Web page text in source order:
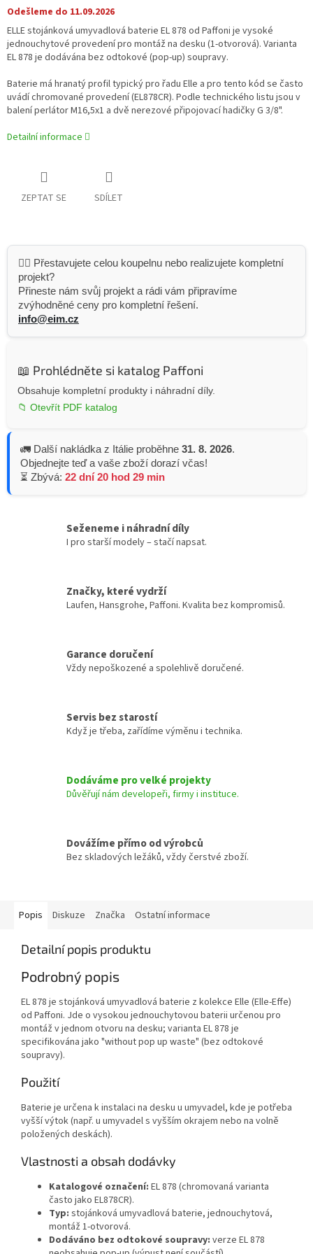
Odešleme do 11.09.2026
ELLE stojánková umyvadlová baterie EL 878 od Paffoni je vysoké
jednouchytové provedení pro montáž na desku (1‑otvorová). Varianta
EL 878 je dodávána bez odtokové (pop‑up) soupravy.
Baterie má hranatý profil typický pro řadu Elle a pro tento kód se často
uvádí chromované provedení (EL878CR). Podle technického listu jsou v
balení perlátor M16,5x1 a dvě nerezové připojovací hadičky G 3/8".
Detailní informace
ZEPTAT SE SDÍLET
👷‍♂️ Přestavujete celou koupelnu nebo realizujete kompletní
projekt?
Přineste nám svůj projekt a rádi vám připravíme
zvýhodněné ceny pro kompletní řešení.
info@eim.cz
📖 Prohlédněte si katalog Paffoni
Obsahuje kompletní produkty i náhradní díly.
📁 Otevřít PDF katalog
🚛 Další nakládka z Itálie proběhne 31. 8. 2026.
Objednejte teď a vaše zboží dorazí včas!
⏳ Zbývá: 22 dní 20 hod 29 min
Seženeme i náhradní díly
I pro starší modely – stačí napsat.
Značky, které vydrží
Laufen, Hansgrohe, Paffoni. Kvalita bez kompromisů.
Garance doručení
Vždy nepoškozené a spolehlivě doručené.
Servis bez starostí
Když je třeba, zařídíme výměnu i technika.
Dodáváme pro velké projekty
Důvěřují nám developeři, firmy i instituce.
Dovážíme přímo od výrobců
Bez skladových ležáků, vždy čerstvé zboží.
Popis Diskuze Značka Ostatní informace
Detailní popis produktu
Podrobný popis
EL 878 je stojánková umyvadlová baterie z kolekce Elle (Elle‑Effe)
od Paffoni. Jde o vysokou jednouchytovou baterii určenou pro
montáž v jednom otvoru na desku; varianta EL 878 je
specifikována jako "without pop up waste" (bez odtokové
soupravy).
Použití
Baterie je určena k instalaci na desku u umyvadel, kde je potřeba
vyšší výtok (např. u umyvadel s vyšším okrajem nebo na volně
položených deskách).
Vlastnosti a obsah dodávky
Katalogové označení: EL 878 (chromovaná varianta
často jako EL878CR).
Typ: stojánková umyvadlová baterie, jednouchytová,
montáž 1‑otvorová.
Dodáváno bez odtokové soupravy: verze EL 878